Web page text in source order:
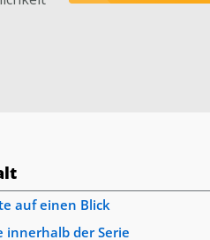
auf einen Blick
innerhalb der Serie